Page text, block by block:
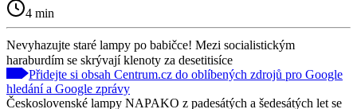
4 min
Nevyhazujte staré lampy po babičce! Mezi socialistickým
haraburdím se skrývají klenoty za desetitisíce
Přidejte si obsah Centrum.cz do oblíbených zdrojů pro Google
hledání a Google zprávy
Československé lampy NAPAKO z padesátých a šedesátých let se